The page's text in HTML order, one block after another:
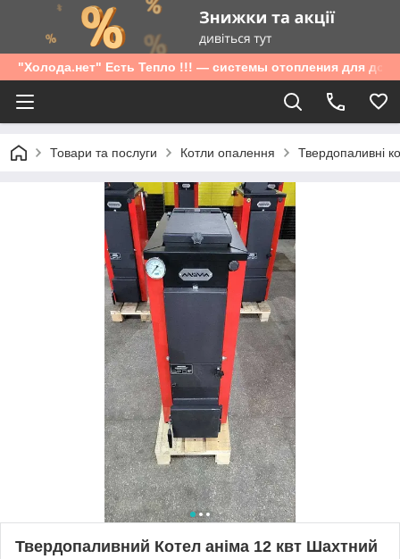
"Холода.нет" Есть Тепло !!! — системы отопления для дома
Товари та послуги Котли опалення Твердопаливні
Твердопаливний Котел аніма 12 квт Шахтний